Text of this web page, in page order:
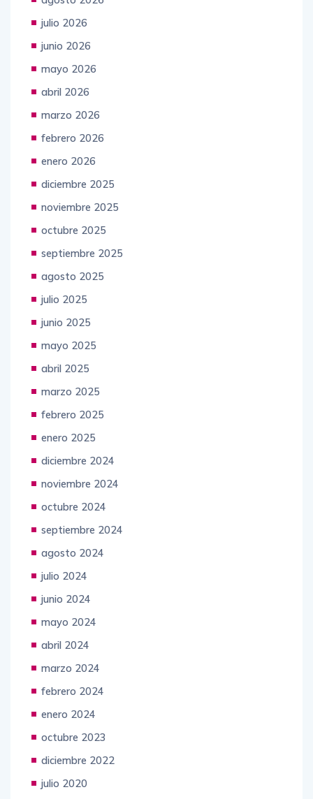
julio 2026
junio 2026
mayo 2026
abril 2026
marzo 2026
febrero 2026
enero 2026
diciembre 2025
noviembre 2025
octubre 2025
septiembre 2025
agosto 2025
julio 2025
junio 2025
mayo 2025
abril 2025
marzo 2025
febrero 2025
enero 2025
diciembre 2024
noviembre 2024
octubre 2024
septiembre 2024
agosto 2024
julio 2024
junio 2024
mayo 2024
abril 2024
marzo 2024
febrero 2024
enero 2024
octubre 2023
diciembre 2022
julio 2020